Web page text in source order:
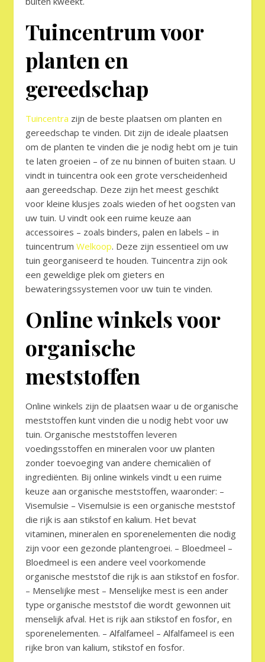
Tuincentrum voor
planten en
gereedschap
Tuincentra zijn de beste plaatsen om planten en
gereedschap te vinden. Dit zijn de ideale plaatsen
om de planten te vinden die je nodig hebt om je tuin
te laten groeien – of ze nu binnen of buiten staan. U
vindt in tuincentra ook een grote verscheidenheid
aan gereedschap. Deze zijn het meest geschikt
voor kleine klusjes zoals wieden of het oogsten van
uw tuin. U vindt ook een ruime keuze aan
accessoires – zoals binders, palen en labels – in
tuincentrum Welkoop. Deze zijn essentieel om uw
tuin georganiseerd te houden. Tuincentra zijn ook
een geweldige plek om gieters en
bewateringssystemen voor uw tuin te vinden.
Online winkels voor
organische
meststoffen
Online winkels zijn de plaatsen waar u de organische
meststoffen kunt vinden die u nodig hebt voor uw
tuin. Organische meststoffen leveren
voedingsstoffen en mineralen voor uw planten
zonder toevoeging van andere chemicaliën of
ingrediënten. Bij online winkels vindt u een ruime
keuze aan organische meststoffen, waaronder: –
Visemulsie – Visemulsie is een organische meststof
die rijk is aan stikstof en kalium. Het bevat
vitaminen, mineralen en sporenelementen die nodig
zijn voor een gezonde plantengroei. – Bloedmeel –
Bloedmeel is een andere veel voorkomende
organische meststof die rijk is aan stikstof en fosfor.
– Menselijke mest – Menselijke mest is een ander
type organische meststof die wordt gewonnen uit
menselijk afval. Het is rijk aan stikstof en fosfor, en
sporenelementen. – Alfalfameel – Alfalfameel is een
rijke bron van kalium, stikstof en fosfor.